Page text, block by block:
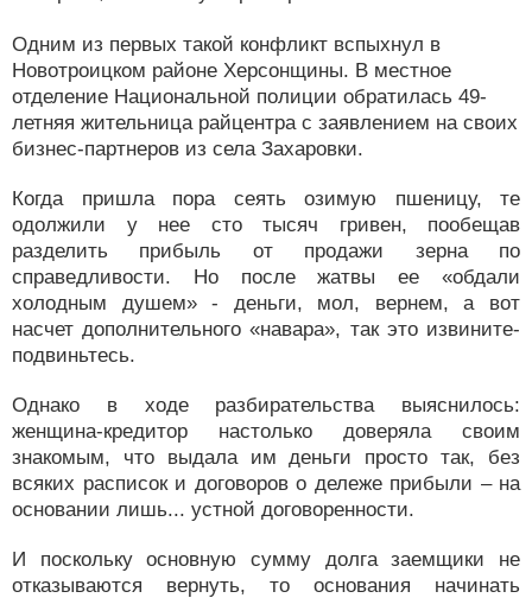
Одним из первых такой конфликт вспыхнул в
Новотроицком районе Херсонщины. В местное
отделение Национальной полиции обратилась 49-
летняя жительница райцентра с заявлением на своих
бизнес-партнеров из села Захаровки.
Когда пришла пора сеять озимую пшеницу, те
одолжили у нее сто тысяч гривен, пообещав
разделить прибыль от продажи зерна по
справедливости. Но после жатвы ее «обдали
холодным душем» - деньги, мол, вернем, а вот
насчет дополнительного «навара», так это извините-
подвиньтесь.
Однако в ходе разбирательства выяснилось:
женщина-кредитор настолько доверяла своим
знакомым, что выдала им деньги просто так, без
всяких расписок и договоров о дележе прибыли – на
основании лишь... устной договоренности.
И поскольку основную сумму долга заемщики не
отказываются вернуть, то основания начинать